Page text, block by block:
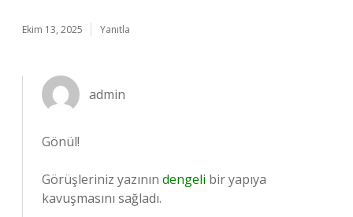
Ekim 13, 2025 Yanıtla
admin
Gönül!
Görüşleriniz yazının dengeli bir yapıya
kavuşmasını sağladı.